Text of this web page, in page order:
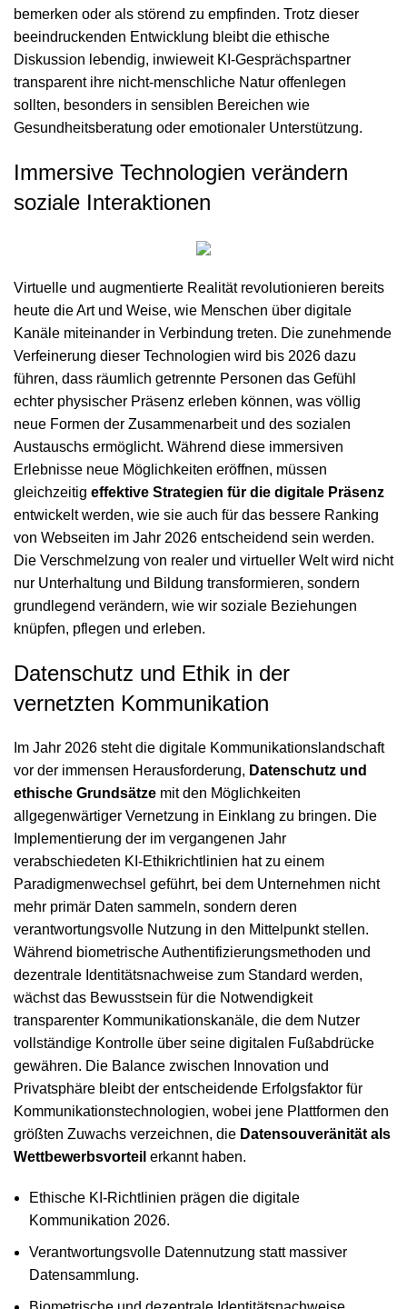
bemerken oder als störend zu empfinden. Trotz dieser
beeindruckenden Entwicklung bleibt die ethische
Diskussion lebendig, inwieweit KI-Gesprächspartner
transparent ihre nicht-menschliche Natur offenlegen
sollten, besonders in sensiblen Bereichen wie
Gesundheitsberatung oder emotionaler Unterstützung.
Immersive Technologien verändern
soziale Interaktionen
Virtuelle und augmentierte Realität revolutionieren bereits
heute die Art und Weise, wie Menschen über digitale
Kanäle miteinander in Verbindung treten. Die zunehmende
Verfeinerung dieser Technologien wird bis 2026 dazu
führen, dass räumlich getrennte Personen das Gefühl
echter physischer Präsenz erleben können, was völlig
neue Formen der Zusammenarbeit und des sozialen
Austauschs ermöglicht. Während diese immersiven
Erlebnisse neue Möglichkeiten eröffnen, müssen
gleichzeitig effektive Strategien für die digitale Präsenz
entwickelt werden, wie sie auch für das bessere Ranking
von Webseiten im Jahr 2026 entscheidend sein werden.
Die Verschmelzung von realer und virtueller Welt wird nicht
nur Unterhaltung und Bildung transformieren, sondern
grundlegend verändern, wie wir soziale Beziehungen
knüpfen, pflegen und erleben.
Datenschutz und Ethik in der
vernetzten Kommunikation
Im Jahr 2026 steht die digitale Kommunikationslandschaft
vor der immensen Herausforderung, Datenschutz und
ethische Grundsätze mit den Möglichkeiten
allgegenwärtiger Vernetzung in Einklang zu bringen. Die
Implementierung der im vergangenen Jahr
verabschiedeten KI-Ethikrichtlinien hat zu einem
Paradigmenwechsel geführt, bei dem Unternehmen nicht
mehr primär Daten sammeln, sondern deren
verantwortungsvolle Nutzung in den Mittelpunkt stellen.
Während biometrische Authentifizierungsmethoden und
dezentrale Identitätsnachweise zum Standard werden,
wächst das Bewusstsein für die Notwendigkeit
transparenter Kommunikationskanäle, die dem Nutzer
vollständige Kontrolle über seine digitalen Fußabdrücke
gewähren. Die Balance zwischen Innovation und
Privatsphäre bleibt der entscheidende Erfolgsfaktor für
Kommunikationstechnologien, wobei jene Plattformen den
größten Zuwachs verzeichnen, die Datensouveränität als
Wettbewerbsvorteil erkannt haben.
Ethische KI-Richtlinien prägen die digitale
Kommunikation 2026.
Verantwortungsvolle Datennutzung statt massiver
Datensammlung.